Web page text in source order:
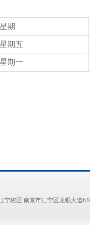
星期
星期五
星期一
宁校区:南京市江宁区龙眠大道